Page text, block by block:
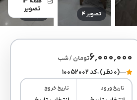
تصویر ۴ تصویر ۵
تصویر
۶٬۰۰۰٬۰۰۰تومان / شب
—(۰ نظر) •کد ۱۰۰۵۲۰۰۲
تاریخ ورود تاریخ خروج